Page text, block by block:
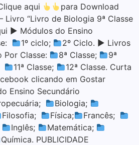
aqui
para Download
Livro “Livro de Biologia 9ª Classe
▶ Módulos do Ensino
1º ciclo;
2º Ciclo. ▶ Livros
Por Classe:
8ª Classe;
9ª
11ª Classe;
12ª Classe. Curta
clicando em Gostar
Ensino Secundário
Biologia;
Filosofia; Física;
Francês;
Inglês;
Matemática;
Química. PUBLICIDADE